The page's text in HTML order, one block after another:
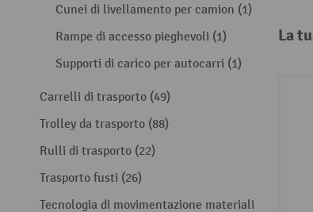
Cunei di livellamento per camion (1)
Rampe di accesso pieghevoli (1)
Supporti di carico per autocarri (1)
Carrelli di trasporto (49)
Trolley da trasporto (88)
Rulli di trasporto (22)
Trasporto fusti (26)
Tecnologia di movimentazione materiali
La